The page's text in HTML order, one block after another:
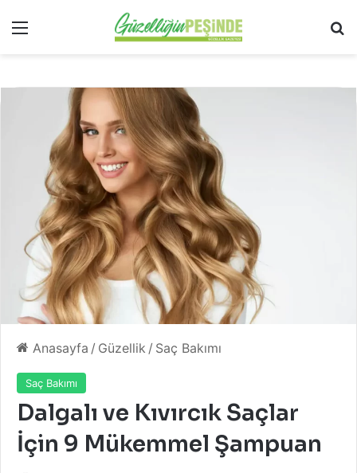
Menü
Anasayfa / Güzellik / Saç Bakımı
Saç Bakımı
Dalgalı ve Kıvırcık Saçlar
İçin 9 Mükemmel Şampuan